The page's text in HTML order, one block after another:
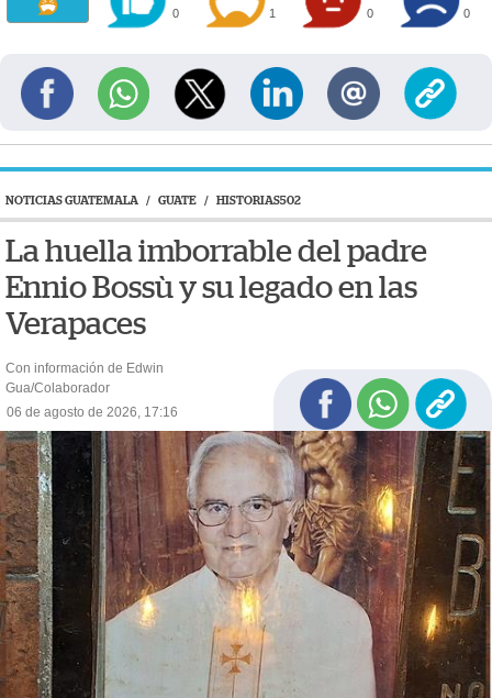
0 1 0 0
NOTICIAS GUATEMALA / GUATE / HISTORIAS502
La huella imborrable del padre
Ennio Bossù y su legado en las
Verapaces
Con información de Edwin
Gua/Colaborador
06 de agosto de 2026, 17:16